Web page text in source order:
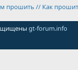
прошить // Как
gt-forum.info